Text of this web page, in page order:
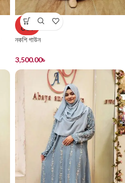
SOLD
OUT
নকশি গাউন
3,500.00৳